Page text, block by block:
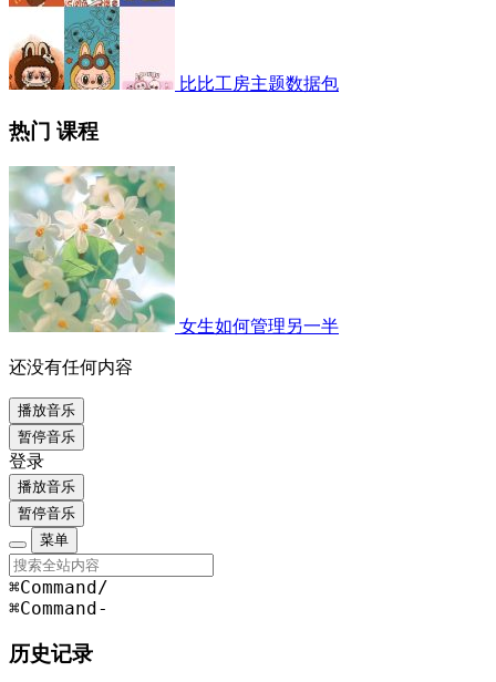
比比工房主题数据包
热门 课程
女生如何管理另一半
还没有任何内容
播放音乐
暂停音乐
登录
播放音乐
暂停音乐
菜单
⌘Command /
⌘Command -
历史记录